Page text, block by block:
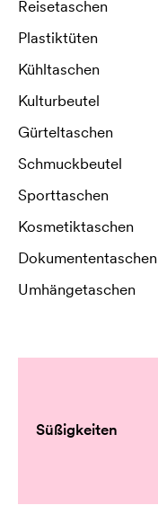
Reisetaschen
Plastiktüten
Kühltaschen
Kulturbeutel
Gürteltaschen
Schmuckbeutel
Sporttaschen
Kosmetiktaschen
Dokumententaschen
Umhängetaschen
Süßigkeiten